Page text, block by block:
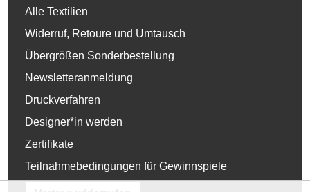
Alle Textilien
Widerruf, Retoure und Umtausch
Übergrößen Sonderbestellung
Newsletteranmeldung
Druckverfahren
Designer*in werden
Zertifikate
Teilnahmebedingungen für Gewinnspiele